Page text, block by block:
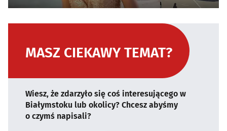
MASZ CIEKAWY TEMAT?
Wiesz, że zdarzyło się coś interesującego w
Białymstoku lub okolicy? Chcesz abyśmy
o czymś napisali?